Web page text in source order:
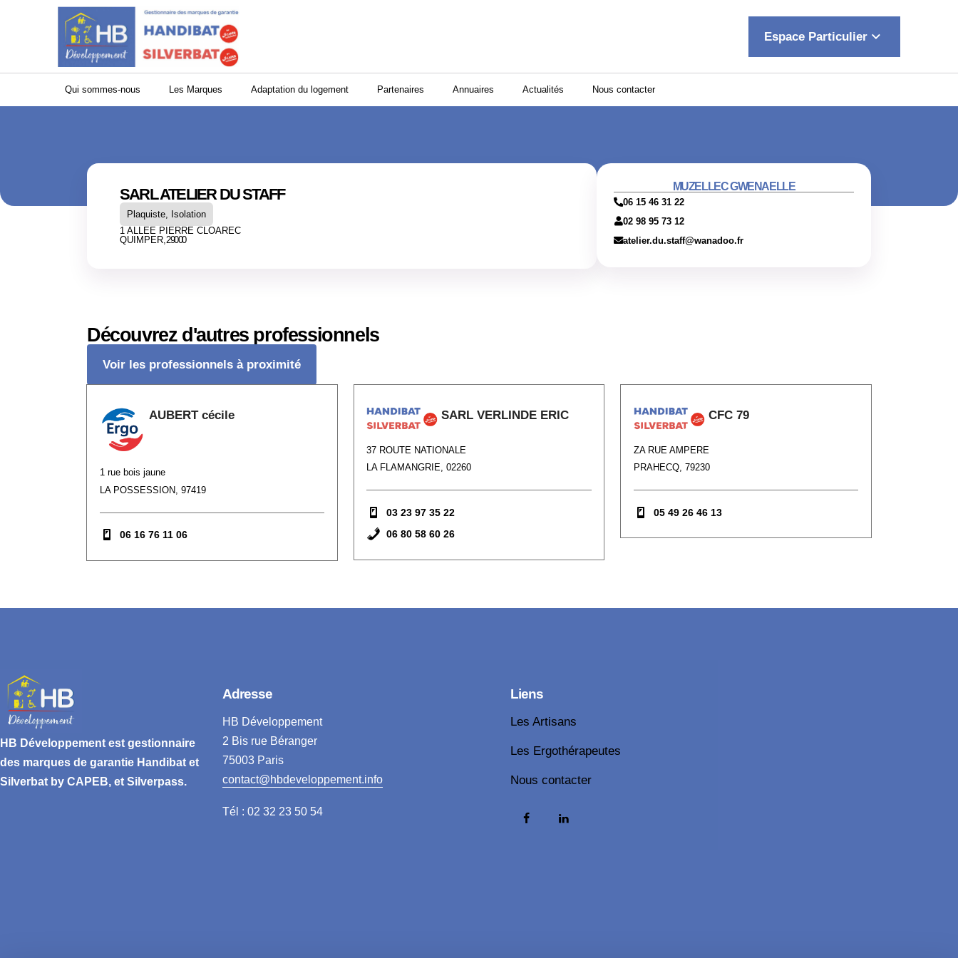
Panneau de gestion des cookies
Espace Particulier keyboard_arrow_down
Qui sommes-nous Les Marques Adaptation du logement Partenaires Annuaires Actualités Nous contacter
SARL ATELIER DU STAFF
Plaquiste, Isolation
1 ALLEE PIERRE CLOAREC
QUIMPER,29000
MUZELLEC GWENAELLE
06 15 46 31 22
02 98 95 73 12
atelier.du.staff@wanadoo.fr
Découvrez d'autres professionnels
Voir les professionnels à proximité
AUBERT cécile
1 rue bois jaune
LA POSSESSION, 97419
06 16 76 11 06
SARL VERLINDE ERIC
37 ROUTE NATIONALE
LA FLAMANGRIE, 02260
03 23 97 35 22
06 80 58 60 26
CFC 79
ZA RUE AMPERE
PRAHECQ, 79230
05 49 26 46 13
HB Développement est gestionnaire
des marques de garantie Handibat et
Silverbat by CAPEB, et Silverpass.
Adresse
HB Développement
2 Bis rue Béranger
75003 Paris
contact@hbdeveloppement.info
Tél : 02 32 23 50 54
Liens
Les Artisans
Les Ergothérapeutes
Nous contacter